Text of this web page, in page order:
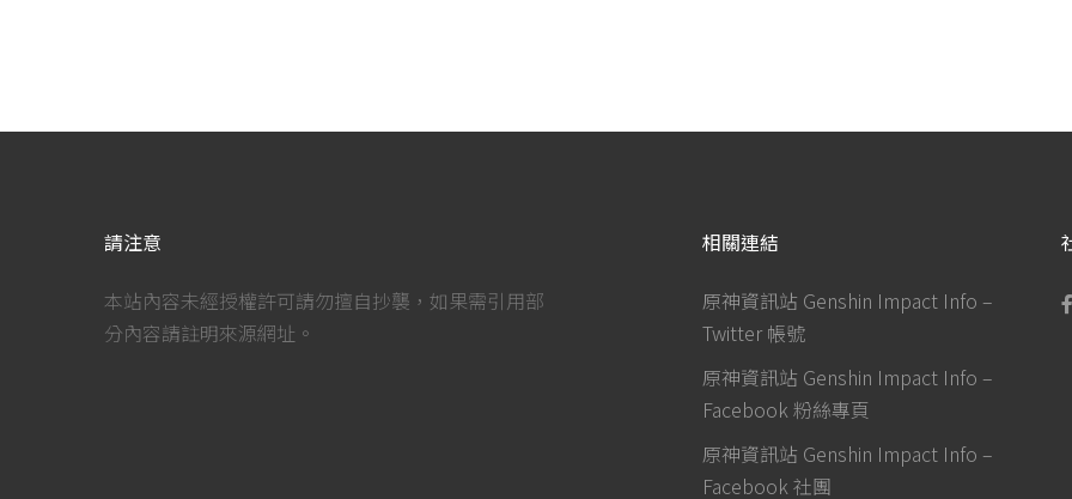
請注意
本站內容未經授權許可請勿擅自抄襲，如果需引用部
分內容請註明來源網址。
相關連結
原神資訊站 Genshin Impact Info –
Twitter 帳號
原神資訊站 Genshin Impact Info –
Facebook 粉絲專頁
原神資訊站 Genshin Impact Info –
Facebook 社團